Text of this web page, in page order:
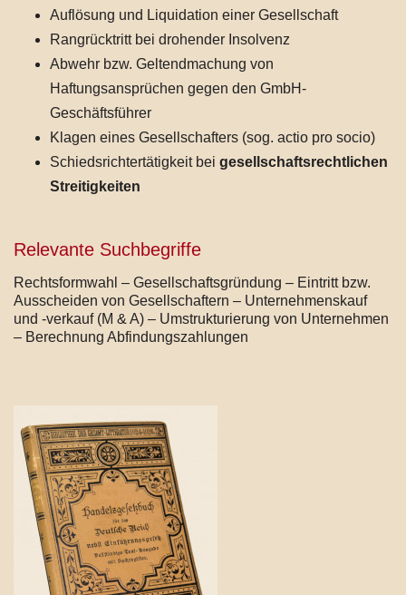
Auflösung und Liquidation einer Gesellschaft
Rangrücktritt bei drohender Insolvenz
Abwehr bzw. Geltendmachung von
Haftungsansprüchen gegen den GmbH-
Geschäftsführer
Klagen eines Gesellschafters (sog. actio pro socio)
Schiedsrichtertätigkeit bei gesellschaftsrechtlichen
Streitigkeiten
Relevante Suchbegriffe
Rechtsformwahl – Gesellschaftsgründung – Eintritt bzw.
Ausscheiden von Gesellschaftern – Unternehmenskauf
und -verkauf (M & A) – Umstrukturierung von Unternehmen
– Berechnung Abfindungszahlungen